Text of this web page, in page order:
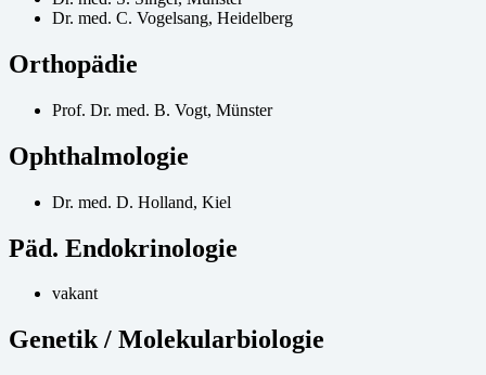
Dr. med. C. Vogelsang, Heidelberg
Orthopädie
Prof. Dr. med. B. Vogt, Münster
Ophthalmologie
Dr. med. D. Holland, Kiel
Päd. Endokrinologie
vakant
Genetik / Molekularbiologie